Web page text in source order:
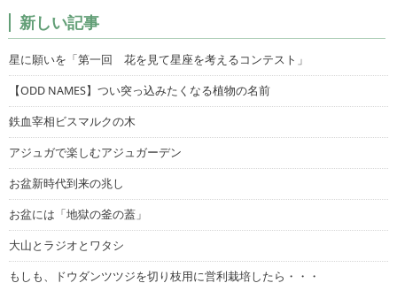
新しい記事
星に願いを「第一回 花を見て星座を考えるコンテスト」
【ODD NAMES】つい突っ込みたくなる植物の名前
鉄血宰相ビスマルクの木
アジュガで楽しむアジュガーデン
お盆新時代到来の兆し
お盆には「地獄の釜の蓋」
大山とラジオとワタシ
もしも、ドウダンツツジを切り枝用に営利栽培したら・・・